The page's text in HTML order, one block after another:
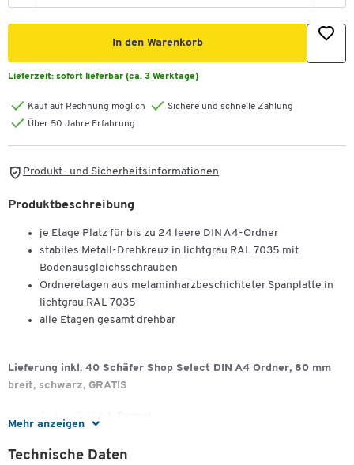
In den Warenkorb
Lieferzeit: sofort lieferbar (ca. 3 Werktage)
Kauf auf Rechnung möglich
Sichere und schnelle Zahlung
Über 50 Jahre Erfahrung
Produkt- und Sicherheitsinformationen
Mehr anzeigen
Produktbeschreibung
je Etage Platz für bis zu 24 leere DIN A4-Ordner
stabiles Metall-Drehkreuz in lichtgrau RAL 7035 mit
Bodenausgleichsschrauben
Ordneretagen aus melaminharzbeschichteter Spanplatte in
lichtgrau RAL 7035
alle Etagen gesamt drehbar
Lieferung inkl. 40 Schäfer Shop Select DIN A4 Ordner, 80 mm
breit, schwarz, GRATIS
Kantenschutz
Technische Daten